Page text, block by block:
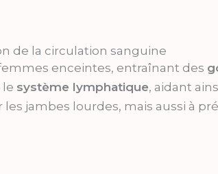
de la circulation sanguine
enceintes, entraînant des
le système lymphatique, aidant
jambes lourdes, mais aussi à